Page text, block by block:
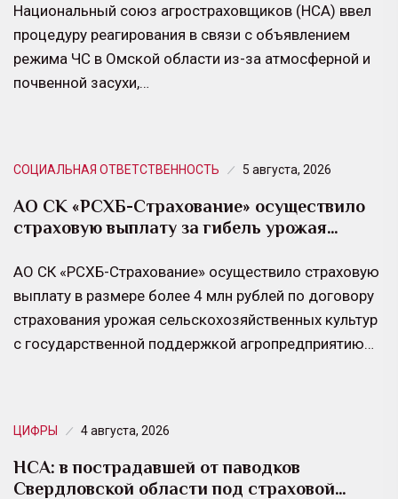
Национальный союз агростраховщиков (НСА) ввел
процедуру реагирования в связи с объявлением
режима ЧС в Омской области из-за атмосферной и
почвенной засухи,…
СОЦИАЛЬНАЯ ОТВЕТСТВЕННОСТЬ 5 августа, 2026
АО СК «РСХБ-Страхование» осуществило
страховую выплату за гибель урожая…
АО СК «РСХБ-Страхование» осуществило страховую
выплату в размере более 4 млн рублей по договору
страхования урожая сельскохозяйственных культур
с государственной поддержкой агропредприятию…
ЦИФРЫ 4 августа, 2026
НСА: в пострадавшей от паводков
Свердловской области под страховой…